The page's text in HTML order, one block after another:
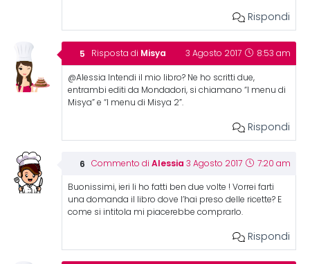
Rispondi
Risposta di Misya 3 Agosto 2017 8:53 am
@Alessia Intendi il mio libro? Ne ho scritti due,
entrambi editi da Mondadori, si chiamano “I menu di
Misya” e “I menu di Misya 2”.
Rispondi
Commento di Alessia 3 Agosto 2017 7:20 am
Buonissimi, ieri li ho fatti ben due volte ! Vorrei farti
una domanda il libro dove l’hai preso delle ricette? E
come si intitola mi piacerebbe comprarlo.
Rispondi